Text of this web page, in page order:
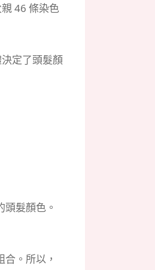
46 條染色
定了頭髮顏
髮顏色。
。 所以，